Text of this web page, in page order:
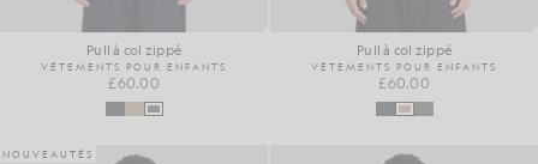
Pull à col zippé
VÊTEMENTS POUR ENFANTS
£60.00
Pull à col zippé
VÊTEMENTS POUR ENFANTS
£60.00
NOUVEAUTÉS